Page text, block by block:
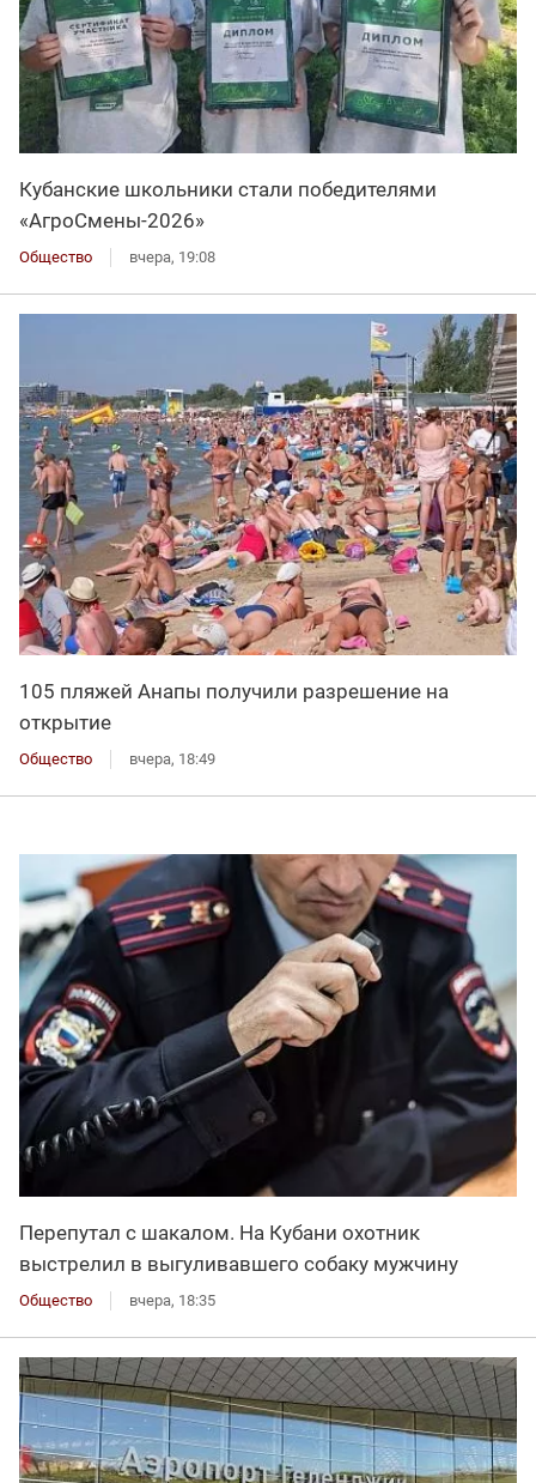
Кубанские школьники стали победителями
«АгроСмены-2026»
Общество вчера, 19:08
105 пляжей Анапы получили разрешение на
открытие
Общество вчера, 18:49
Перепутал с шакалом. На Кубани охотник
выстрелил в выгуливавшего собаку мужчину
Общество вчера, 18:35